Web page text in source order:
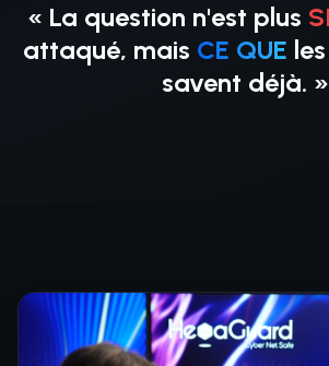
« La question n'est plus SI
attaqué, mais CE QUE
savent déjà. »